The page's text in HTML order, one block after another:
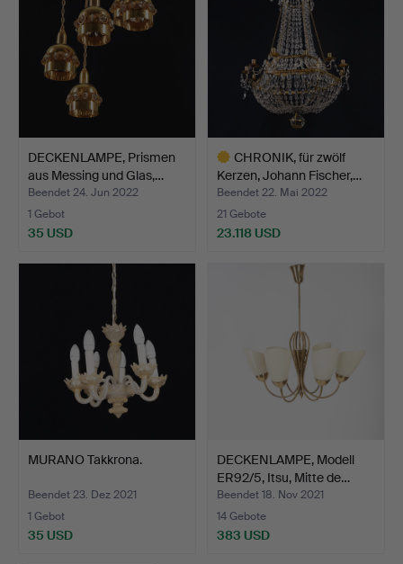
DECKENLAMPE, Prismen
aus Messing und Glas,…
Beendet 24. Jun 2022
1 Gebot
35 USD
CHRONIK, für zwölf
Kerzen, Johann Fischer,…
Beendet 22. Mai 2022
21 Gebote
23.118 USD
MURANO Takkrona.
Beendet 23. Dez 2021
1 Gebot
35 USD
DECKENLAMPE, Modell
ER92/5, Itsu, Mitte de…
Beendet 18. Nov 2021
14 Gebote
383 USD